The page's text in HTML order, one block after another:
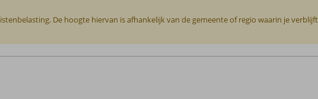
De hoogte hiervan is afhankelijk van de gemeente of regio waarin je